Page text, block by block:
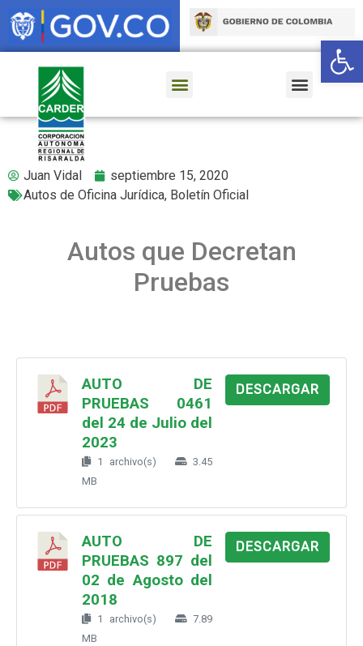
Juan Vidal
septiembre 15, 2020
Autos de Oficina Jurídica, Boletín Oficial
Autos que Decretan
Pruebas
AUTO DE
PRUEBAS 0461
del 24 de Julio del
2023
1 archivo(s)
3.45
MB
DESCARGAR
AUTO DE
PRUEBAS 897 del
02 de Agosto del
2018
1 archivo(s)
7.89
MB
DESCARGAR